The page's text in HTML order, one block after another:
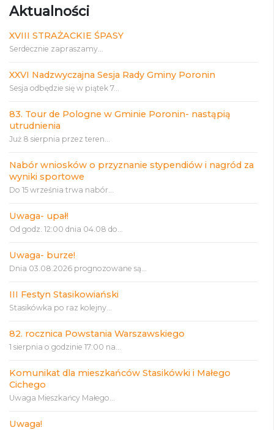
Aktualności
XVIII STRAŻACKIE ŚPASY
Serdecznie zapraszamy...
XXVI Nadzwyczajna Sesja Rady Gminy Poronin
Sesja odbędzie się w piątek 7...
83. Tour de Pologne w Gminie Poronin- nastąpią
utrudnienia
Już 8 sierpnia przez teren...
Nabór wniosków o przyznanie stypendiów i nagród za
wyniki sportowe
Do 15 września trwa nabór...
Uwaga- upał!
Od godz. 12:00 dnia 04.08 do...
Uwaga- burze!
Dnia 03.08.2026 prognozowane są...
III Festyn Stasikowiański
Stasikówka po raz kolejny...
82. rocznica Powstania Warszawskiego
1 sierpnia o godzinie 17:00 na...
Komunikat dla mieszkańców Stasikówki i Małego
Cichego
Uwaga Mieszkańcy Małego...
Uwaga!